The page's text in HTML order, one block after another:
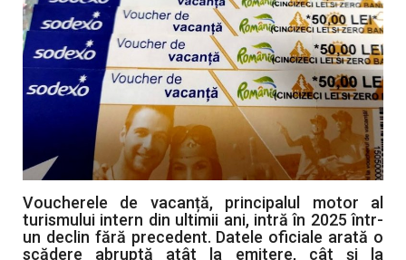
Turism
Voucherele de vacanță, principalul motor al
turismului intern din ultimii ani, intră în 2025 într-
un declin fără precedent. Datele oficiale arată o
scădere abruptă atât la emitere, cât și la